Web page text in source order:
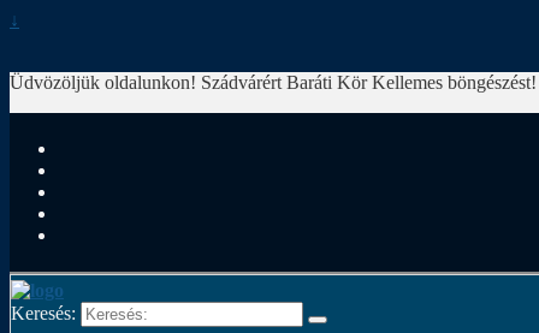
↓
Üdvözöljük oldalunkon! Szádvárért Baráti Kör Kellemes
Keresés: